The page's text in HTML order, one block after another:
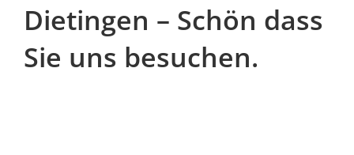
Dietingen – Schön dass
Sie uns besuchen.